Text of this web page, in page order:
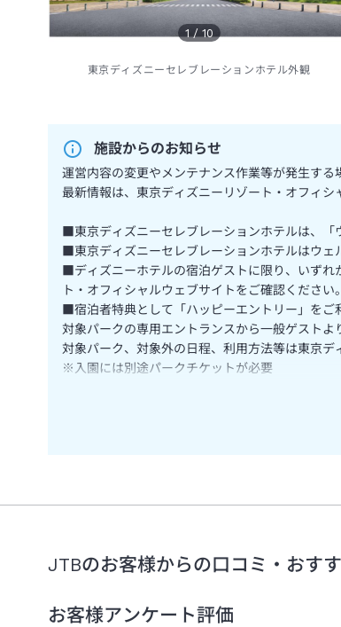
1 / 10
東京ディズニーセレブレーションホテル外観
施設からのお知らせ
運営内容の変更やメンテナンス作業等が発生する
最新情報は、東京ディズニーリゾート・オフィシ
■東京ディズニーセレブレーションホテルは、
■東京ディズニーセレブレーションホテルはウェ
■ディズニーホテルの宿泊ゲストに限り、いず
ト・オフィシャルウェブサイトをご確認ください。
■宿泊者特典として「ハッピーエントリー」をご
対象パークの専用エントランスから一般ゲストよ
対象パーク、対象外の日程、利用方法等は東京デ
※入園には別途パークチケットが必要
■添い寝はレギュラーベッド１台につき、小学
■全客室禁煙となります。ロビーの喫煙室をご利
（Ｃ）Ｄｉｓｎｅｙ
＜オンラインチェックインについて
JTBのお客様からの口コミ・おす
お客様アンケート評価